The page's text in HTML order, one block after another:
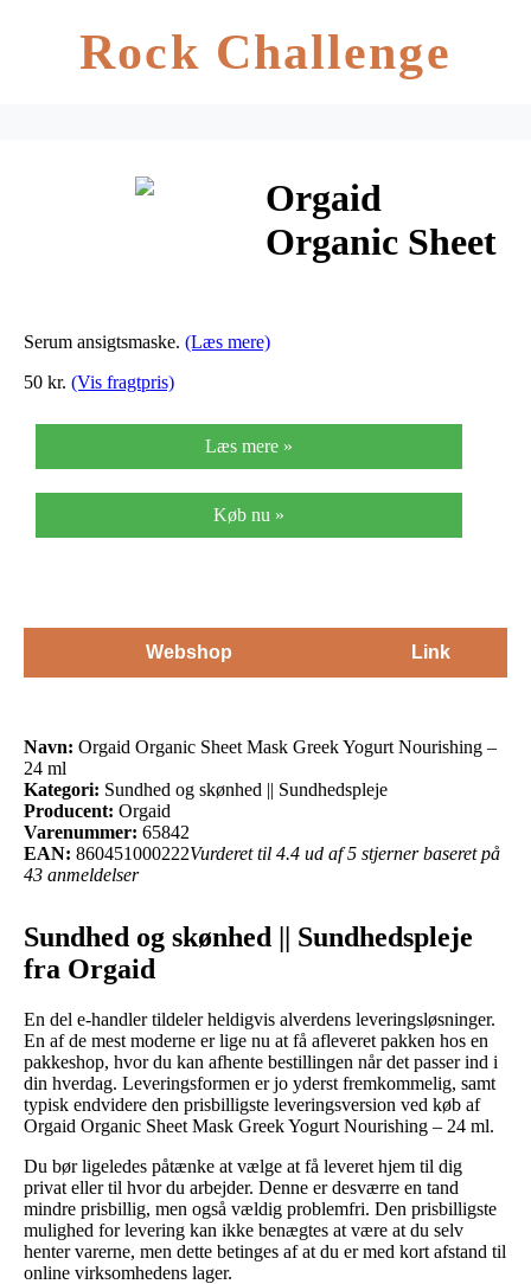
Rock Challenge
Orgaid
Organic Sheet
Yogurt
24 ml
Serum ansigtsmaske. (Læs mere)
50 kr. (Vis fragtpris)
Læs mere »
Køb nu »
Webshop Link
Navn: Orgaid Organic Sheet Mask Greek Yogurt Nourishing –
24 ml
Kategori: Sundhed og skønhed || Sundhedspleje
Producent: Orgaid
Varenummer: 65842
EAN: 860451000222Vurderet til 4.4 ud af 5 stjerner baseret på
43 anmeldelser
Sundhed og skønhed || Sundhedspleje
fra Orgaid
En del e-handler tildeler heldigvis alverdens leveringsløsninger.
En af de mest moderne er lige nu at få afleveret pakken hos en
pakkeshop, hvor du kan afhente bestillingen når det passer ind i
din hverdag. Leveringsformen er jo yderst fremkommelig, samt
typisk endvidere den prisbilligste leveringsversion ved køb af
Orgaid Organic Sheet Mask Greek Yogurt Nourishing – 24 ml.
Du bør ligeledes påtænke at vælge at få leveret hjem til dig
privat eller til hvor du arbejder. Denne er desværre en tand
mindre prisbillig, men også vældig problemfri. Den prisbilligste
mulighed for levering kan ikke benægtes at være at du selv
henter varerne, men dette betinges af at du er med kort afstand til
online virksomhedens lager.